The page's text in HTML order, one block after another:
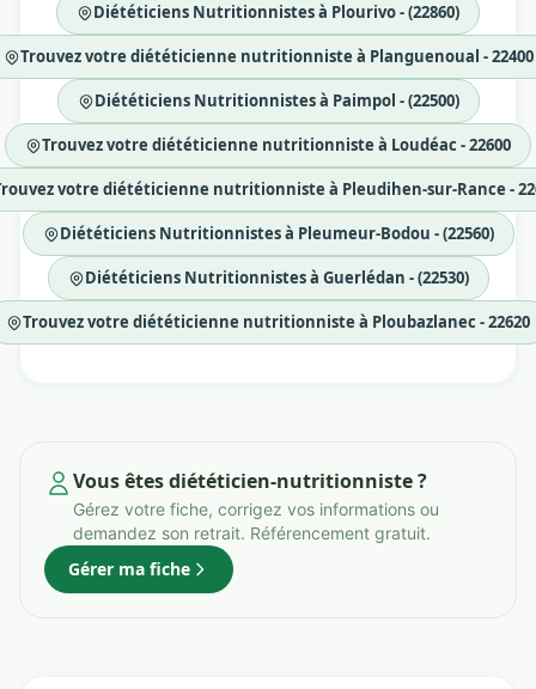
Diététiciens Nutritionnistes à Plourivo - (22860)
Trouvez votre diététicienne nutritionniste à Planguenoual - 22400
Diététiciens Nutritionnistes à Paimpol - (22500)
Trouvez votre diététicienne nutritionniste à Loudéac - 22600
votre diététicienne nutritionniste à Pleudihen-sur-Rance -
Diététiciens Nutritionnistes à Pleumeur-Bodou - (22560)
Diététiciens Nutritionnistes à Guerlédan - (22530)
Trouvez votre diététicienne nutritionniste à Ploubazlanec - 22620
Vous êtes diététicien-nutritionniste ?
Gérez votre fiche, corrigez vos informations ou
demandez son retrait. Référencement gratuit.
Gérer ma fiche